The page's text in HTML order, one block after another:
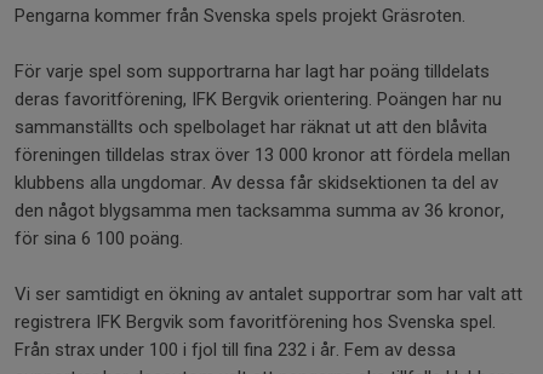
Pengarna kommer från Svenska spels projekt Gräsroten.
För varje spel som supportrarna har lagt har poäng tilldelats
deras favoritförening, IFK Bergvik orientering. Poängen har nu
sammanställts och spelbolaget har räknat ut att den blåvita
föreningen tilldelas strax över 13 000 kronor att fördela mellan
klubbens alla ungdomar. Av dessa får skidsektionen ta del av
den något blygsamma men tacksamma summa av 36 kronor,
för sina 6 100 poäng.
Vi ser samtidigt en ökning av antalet supportrar som har valt att
registrera IFK Bergvik som favoritförening hos Svenska spel.
Från strax under 100 i fjol till fina 232 i år. Fem av dessa